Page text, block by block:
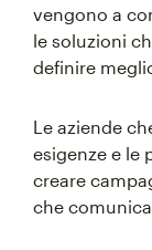
vengono a
le soluzioni
definire
Le aziende
esigenze e le
creare
che